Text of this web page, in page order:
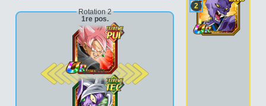
Rotation 2
1re pos.
2e pos.
2